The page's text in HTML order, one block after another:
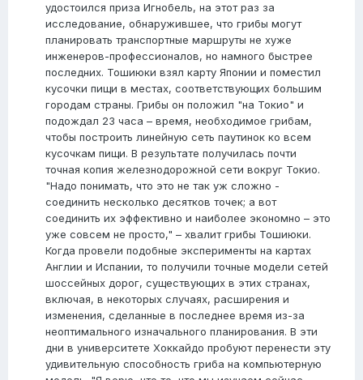
удостоился приза Игнобель, на этот раз за
исследование, обнаружившее, что грибы могут
планировать транспортные маршруты не хуже
инженеров-профессионалов, но намного быстрее
последних. Тошиюки взял карту Японии и поместил
кусочки пищи в местах, соответствующих большим
городам страны. Грибы он положил "на Токио" и
подождал 23 часа – время, необходимое грибам,
чтобы построить линейную сеть паутинок ко всем
кусочкам пищи. В результате получилась почти
точная копия железнодорожной сети вокруг Токио.
"Надо понимать, что это не так уж сложно -
соединить несколько десятков точек; а вот
соединить их эффективно и наиболее экономно – это
уже совсем не просто," – хвалит грибы Тошиюки.
Когда провели подобные эксперименты на картах
Англии и Испании, то получили точные модели сетей
шоссейных дорог, существующих в этих странах,
включая, в некоторых случаях, расширения и
изменения, сделанные в последнее время из-за
неоптимального изначального планирования. В эти
дни в университете Хоккайдо пробуют перенести эту
удивительную способность гриба на компьютерную